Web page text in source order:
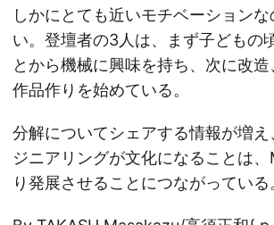
しかにとても近いモチベーション
い。登壇者の3人は、まず子どもの
とから機械に興味を持ち、次に改
作品作りを始めている。
分解についてシェアする情報が増
ジニアリングが文化になることは
り発展させることにつながっている